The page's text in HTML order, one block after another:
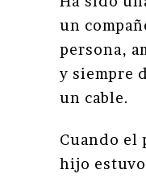
un
persona,
y siempre
un cable.
Cuando el
hijo